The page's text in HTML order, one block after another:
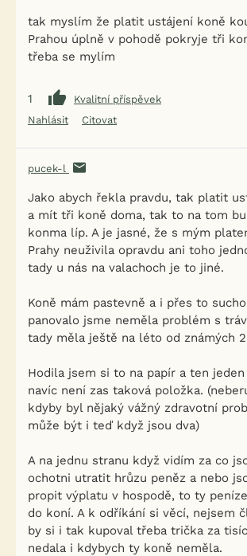
tak myslím že platit ustájení koně
Prahou úplně v pohodě pokryje tři
třeba se mylím
1
Kvalitní příspěvek
Nahlásit
Citovat
pucek-l
Jako abych řekla pravdu, tak platit
a mít tři koně doma, tak to na tom
konma líp. A je jasné, že s mým
Prahy neuživila opravdu ani toho
tady u nás na valachoch je to jiné.
Koně mám pastevně a i přes to
panovalo jsme neměla problém s
tady měla ještě na léto od známých
Hodila jsem si to na papír a ten
navíc není zas taková položka.
kdyby byl nějaký vážný zdravotní
může být i teď když jsou dva)
A na jednu stranu když vidím za co
ochotni utratit hrůzu peněz a nebo
propit výplatu v hospodě, to ty
do koní. A k odříkání si věcí, nejsem
by si i tak kupoval třeba trička za
nedala i kdybych ty koně neměla.